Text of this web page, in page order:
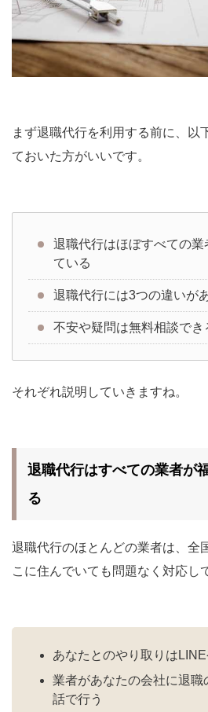
まず退職代行を利用する前に、以
ておいた方がいいです。
退職代行はほぼすべての業
ている
退職代行には3つの違いが
不安や疑問は無料相談でき
それぞれ説明していきますね。
退職代行はすべての業者が
る
退職代行のほとんどの業者は、全
こに住んでいても問題なく対応し
あなたとのやり取りは
業者があなたの会社に退職
話で行う